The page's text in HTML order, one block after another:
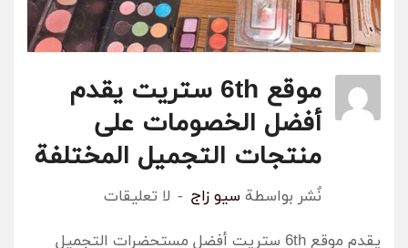
موقع 6th ستريت يقدم
أفضل الخصومات على
منتجات التجميل المختلفة
نٌشر بواسطة سيو زاج لا تعليقات
يقدم موقع 6th ستريت أفضل مستحضرات التجميل